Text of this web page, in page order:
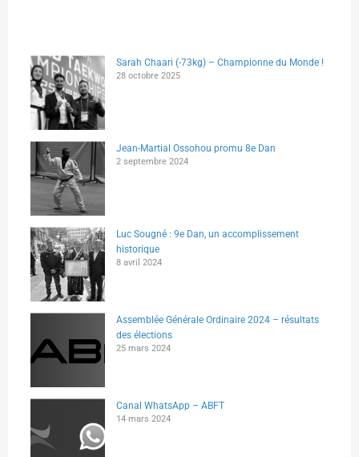
Sarah Chaari (-73kg) – Championne du Monde !
28 octobre 2025
Jean-Martial Ossohou promu 8e Dan
2 septembre 2024
Luc Sougné : 9e Dan, un accomplissement
historique
8 avril 2024
Assemblée Générale Ordinaire 2024 – résultats
des élections
25 mars 2024
Canal WhatsApp – ABFT
14 mars 2024